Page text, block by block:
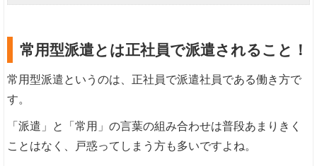
常用型派遣とは正社員で派遣されること！
常用型派遣というのは、正社員で派遣社員である働き方で
す。
「派遣」と「常用」の言葉の組み合わせは普段あまりきく
ことはなく、戸惑ってしまう方も多いですよね。